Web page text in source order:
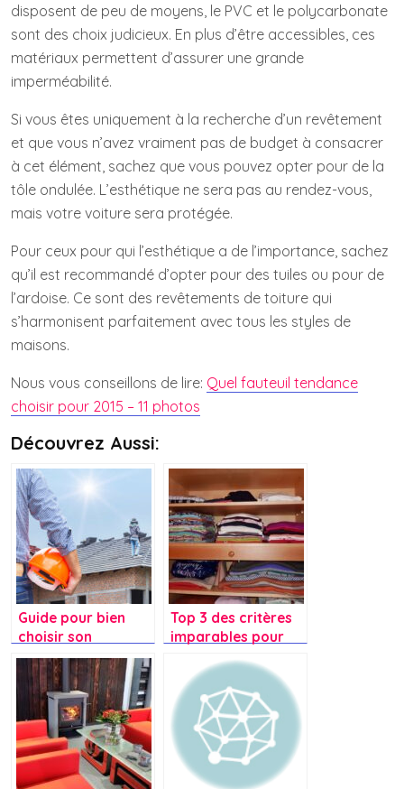
disposent de peu de moyens, le PVC et le polycarbonate
sont des choix judicieux. En plus d’être accessibles, ces
matériaux permettent d’assurer une grande
imperméabilité.
Si vous êtes uniquement à la recherche d’un revêtement
et que vous n’avez vraiment pas de budget à consacrer
à cet élément, sachez que vous pouvez opter pour de la
tôle ondulée. L’esthétique ne sera pas au rendez-vous,
mais votre voiture sera protégée.
Pour ceux pour qui l’esthétique a de l’importance, sachez
qu’il est recommandé d’opter pour des tuiles ou pour de
l’ardoise. Ce sont des revêtements de toiture qui
s’harmonisent parfaitement avec tous les styles de
maisons.
Nous vous conseillons de lire: Quel fauteuil tendance
choisir pour 2015 – 11 photos
Découvrez Aussi:
Guide pour bien
choisir son
entrepreneur en
toiture à Liège
Top 3 des critères
imparables pour
dressing